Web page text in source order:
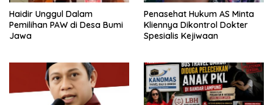
Haidir Unggul Dalam
Pemilihan PAW di Desa Bumi
Jawa
Penasehat Hukum AS Minta
Kliennya Dikontrol Dokter
Spesialis Kejiwaan